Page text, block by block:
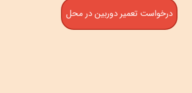
درخواست تعمیر دوربین در محل